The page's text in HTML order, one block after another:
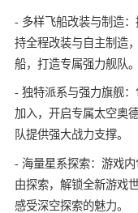
- 多样飞船改装与制造
持全程改装与自主制造
船，打造专属强力舰队。
- 独特派系与强力旗舰
加入，开启专属太空奥
队提供强大战力支撑。
- 海量星系探索：游戏
由探索，解锁全新游戏
感受深空探索的魅力。